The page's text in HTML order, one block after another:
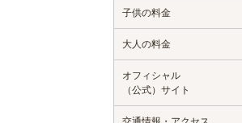
子供の料金
大人の料金
オフィシャル
（公式）サイト